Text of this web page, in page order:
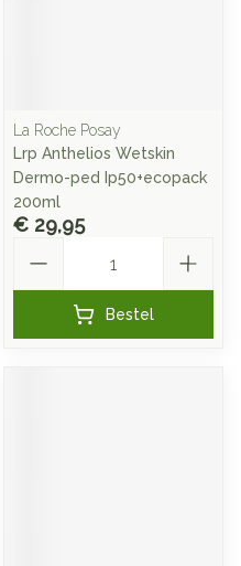
La Roche Posay
Lrp Anthelios Wetskin
Dermo-ped Ip50+ecopack
200ml
€ 29,95
Bestel